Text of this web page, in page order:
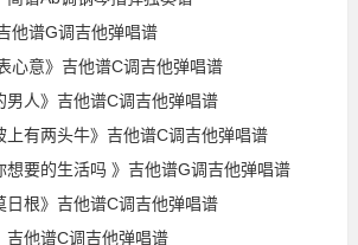
他谱G调吉他弹唱谱
心意》吉他谱C调吉他弹唱谱
男人》吉他谱C调吉他弹唱谱
上有两头牛》吉他谱C调吉他弹唱谱
想要的生活吗 》吉他谱G调吉他弹唱谱
日根》吉他谱C调吉他弹唱谱
吉他谱C调吉他弹唱谱